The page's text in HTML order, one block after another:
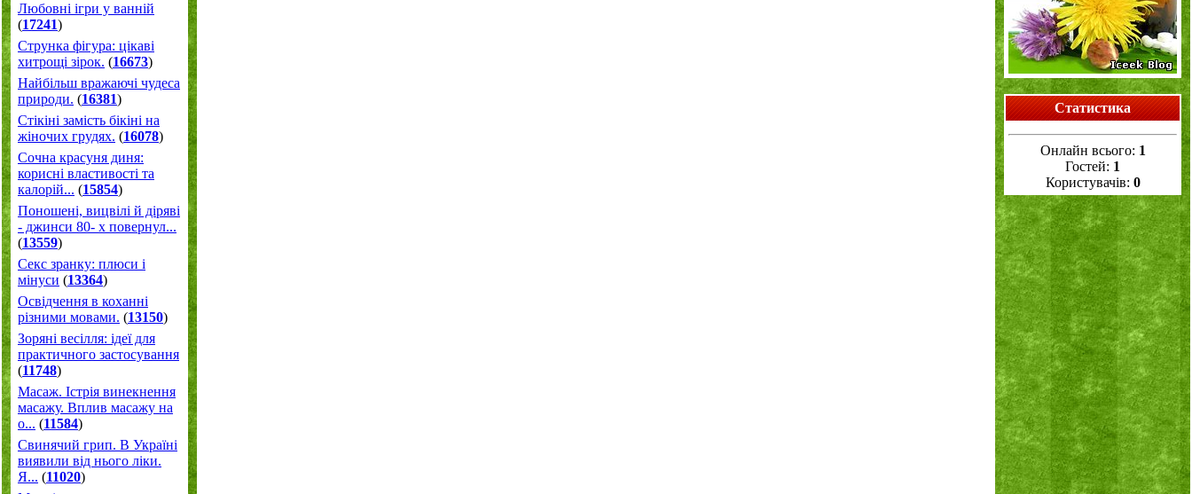
Любовні ігри у ванній
(17241)
Струнка фігура: цікаві
хитрощі зірок. (16673)
Найбільш вражаючі чудеса
природи. (16381)
Стікіні замість бікіні на
жіночих грудях. (16078)
Сочна красуня диня:
корисні властивості та
калорій... (15854)
Поношені, вицвілі й діряві
- джинси 80- х повернул...
(13559)
Секс зранку: плюси і
мінуси (13364)
Освідчення в коханні
різними мовами. (13150)
Зоряні весілля: ідеї для
практичного застосування
(11748)
Масаж. Істрія винекнення
масажу. Вплив масажу на
о... (11584)
Свинячий грип. В Україні
виявили від нього ліки.
Я... (11020)
Статистика
Онлайн всього: 1
Гостей: 1
Користувачів: 0